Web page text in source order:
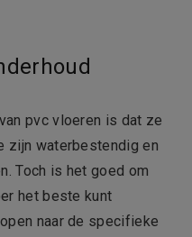
pvc vloeren is dat ze
zijn waterbestendig en
Toch is het goed om
het beste kunt
naar de specifieke